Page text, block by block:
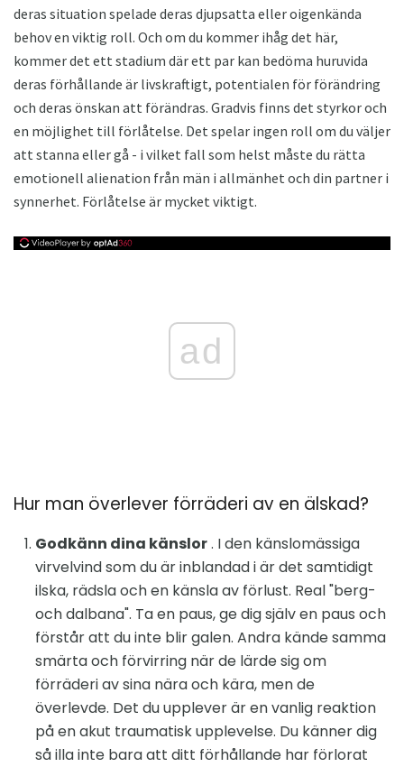
deras situation spelade deras djupsatta eller oigenkända
behov en viktig roll. Och om du kommer ihåg det här,
kommer det ett stadium där ett par kan bedöma huruvida
deras förhållande är livskraftigt, potentialen för förändring
och deras önskan att förändras. Gradvis finns det styrkor och
en möjlighet till förlåtelse. Det spelar ingen roll om du väljer
att stanna eller gå - i vilket fall som helst måste du rätta
emotionell alienation från män i allmänhet och din partner i
synnerhet. Förlåtelse är mycket viktigt.
ad
Hur man överlever förräderi av en älskad?
Godkänn dina känslor. I den känslomässiga
virvelvind som du är inblandad i är det samtidigt
ilska, rädsla och en känsla av förlust. Real "berg-
och dalbana". Ta en paus, ge dig själv en paus och
förstår att du inte blir galen. Andra kände samma
smärta och förvirring när de lärde sig om
förräderi av sina nära och kära, men de
överlevde. Det du upplever är en vanlig reaktion
på en akut traumatisk upplevelse. Du känner dig
så illa inte bara att ditt förhållande har förlorat